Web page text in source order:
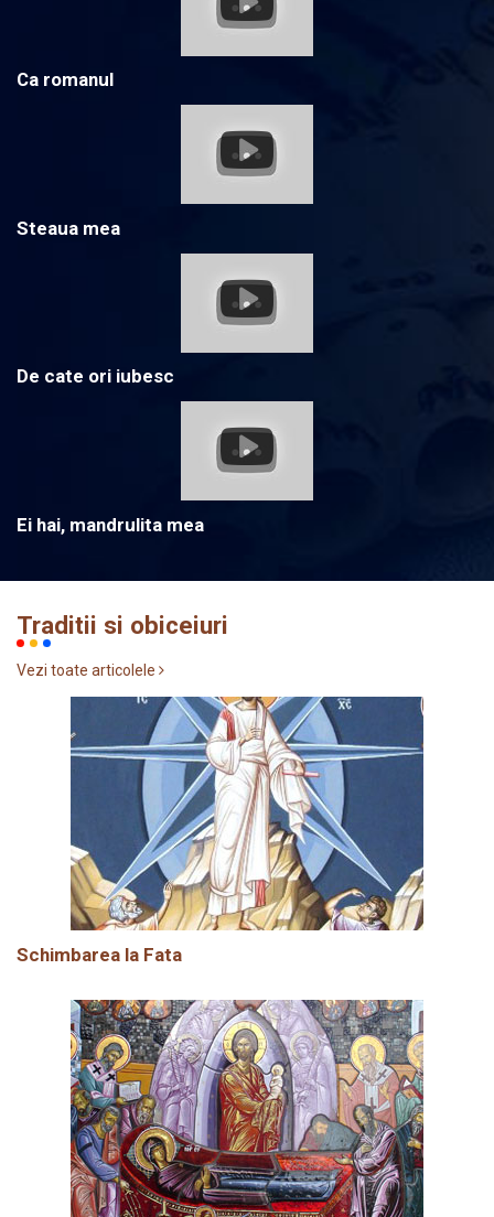
Ca romanul
Steaua mea
De cate ori iubesc
Ei hai, mandrulita mea
Traditii si obiceiuri
Vezi toate articolele
Schimbarea la Fata